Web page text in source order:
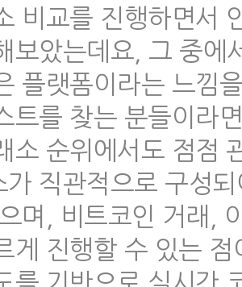
비교를 진행하면서
보았는데요, 그 중에
플랫폼이라는 느낌
트를 찾는 분들이라
소 순위에서도 점점
가 직관적으로 구성
며, 비트코인 거래,
게 진행할 수 있는